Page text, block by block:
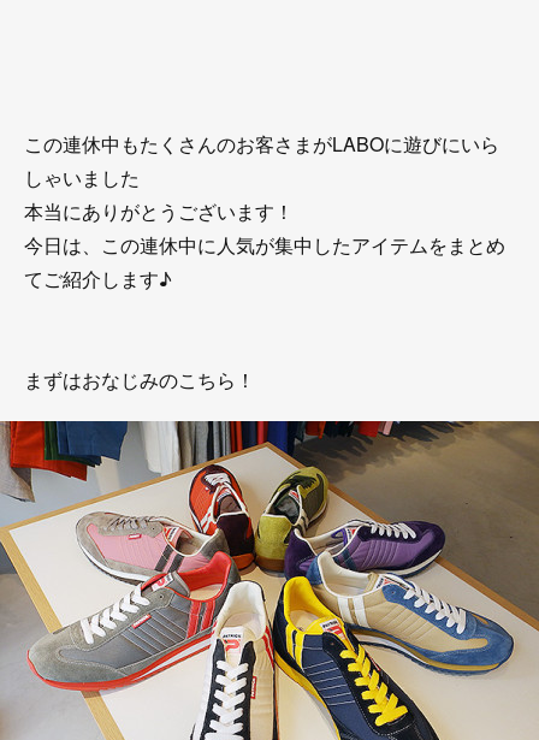
この連休中もたくさんのお客さまがLABOに遊びにいら
しゃいました
本当にありがとうございます！
今日は、この連休中に人気が集中したアイテムをまとめ
てご紹介します♪
まずはおなじみのこちら！